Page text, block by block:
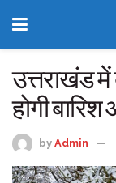
उत्तराखंड में
होगी बारिश
by Admin